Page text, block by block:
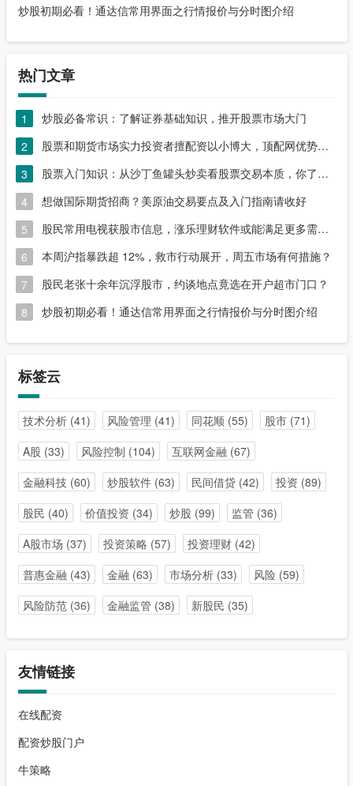
炒股初期必看！通达信常用界面之行情报价与分时图介绍
热门文章
1
炒股必备常识：了解证券基础知识，推开股票市场大门
2
股票和期货市场实力投资者擅配资以小博大，顶配网优势尽显
3
股票入门知识：从沙丁鱼罐头炒卖看股票交易本质，你了解吗？
4
想做国际期货招商？美原油交易要点及入门指南请收好
5
股民常用电视获股市信息，涨乐理财软件或能满足更多需求？
6
本周沪指暴跌超 12%，救市行动展开，周五市场有何措施？
7
股民老张十余年沉浮股市，约谈地点竟选在开户超市门口？
8
炒股初期必看！通达信常用界面之行情报价与分时图介绍
标签云
技术分析(41) 风险管理 (41) 同花顺(55) 股市(71)
A股 (33) 风险控制 (104) 互联网金融 (67)
金融科技(60) 炒股软件(63) 民间借贷(42) 投资 (89)
股民 (40) 价值投资 (34) 炒股 (99) 监管 (36)
A股市场 (37) 投资策略 (57) 投资理财(42)
普惠金融 (43) 金融 (63) 市场分析(33) 风险(59)
风险防范(36) 金融监管 (38) 新股民 (35)
友情链接
在线配资
配资炒股门户
牛策略